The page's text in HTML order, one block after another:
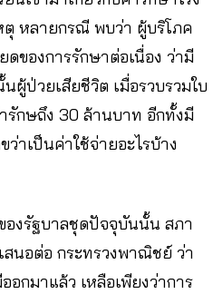
ตุ หลายกรณี พบว่า ผู้บริโภค
ดของการรักษาต่อเนื่อง ว่ามี
ผู้ป่วยเสียชีวิต เมื่อรวบรวมใบ
รักษถึง 30 ล้านบาท อีกทั้งมี
ว่าเป็นค่าใช้จ่ายอะไรบ้าง
องรัฐบาลชุดปัจจุบันนั้น สภา
สนอต่อ กระทรวงพาณิชย์ ว่า
กมาแล้ว เหลือเพียงว่าการ